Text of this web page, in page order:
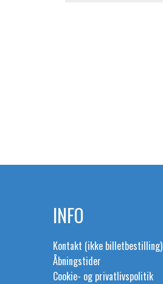
INFO
Kontakt (ikke billetbestilling)
Åbningstider
Cookie- og privatlivspolitik